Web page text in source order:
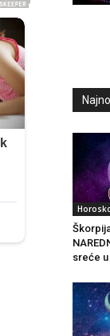
sreće